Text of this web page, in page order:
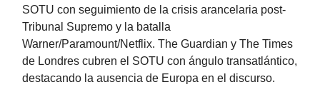
SOTU con seguimiento de la crisis arancelaria post-
Tribunal Supremo y la batalla
Warner/Paramount/Netflix. The Guardian y The Times
de Londres cubren el SOTU con ángulo transatlántico,
destacando la ausencia de Europa en el discurso.